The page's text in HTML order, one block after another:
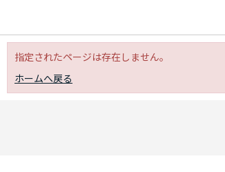
指定されたページは存在しません。
ホームへ戻る